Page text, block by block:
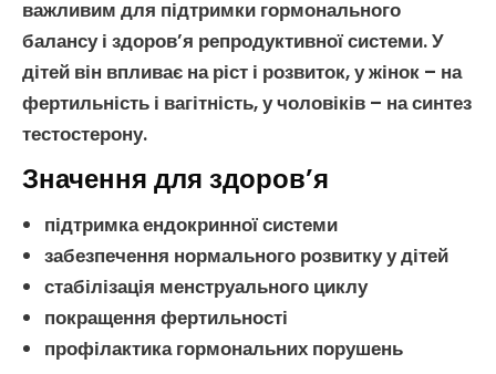
важливим для підтримки гормонального
балансуі здоров’я репродуктивної системи. У
дітей він впливає на ріст і розвиток, ужінок – на
фертильність і вагітність, учоловіків – на синтез
тестостерону.
Значення для здоров’я
підтримкаендокринної системи
забезпечення нормального розвитку удітей
стабілізація менструального циклу
покращення фертильності
профілактика гормональних порушень